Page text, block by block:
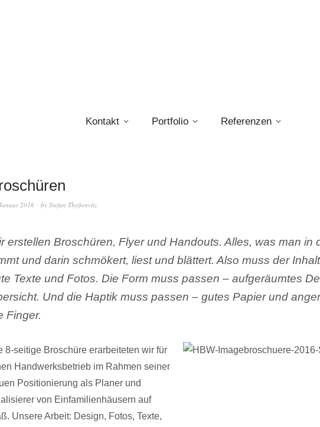
Kontakt Portfolio Referenzen
2016 by Stefan Theßenvitz
erstellen Broschüren, Flyer und Handouts. Alles, was man in
und darin schmökert, liest und blättert. Also muss der
Texte und Fotos. Die Form muss passen – aufgeräumtes
Und die Haptik muss passen – gutes Papier und
Finger.
8-seitige Broschüre erarbeiteten wir für
Handwerksbetrieb im Rahmen seiner
Positionierung als Planer und
von Einfamilienhäusern auf
Unsere Arbeit: Design, Fotos, Texte,